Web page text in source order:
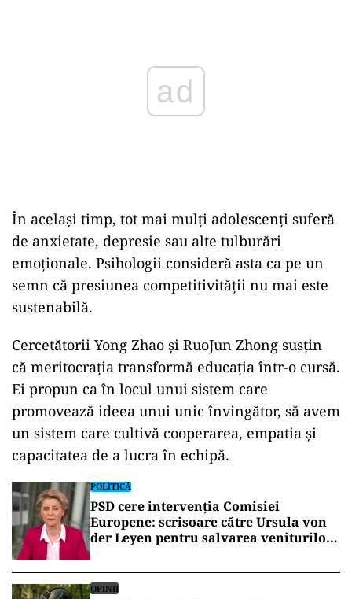
În același timp, tot mai mulți adolescenți suferă
de anxietate, depresie sau alte tulburări
emoționale. Psihologii consideră asta ca pe un
semn că presiunea competitivității nu mai este
sustenabilă.
Cercetătorii Yong Zhao și RuoJun Zhong susțin
că meritocrația transformă educația într-o cursă.
Ei propun ca în locul unui sistem care
promovează ideea unui unic învingător, să avem
un sistem care cultivă cooperarea, empatia și
capacitatea de a lucra în echipă.
POLITICĂ
PSD cere intervenția Comisiei
Europene: scrisoare către Ursula von
der Leyen pentru salvarea veniturilor
sănătate
OPINII